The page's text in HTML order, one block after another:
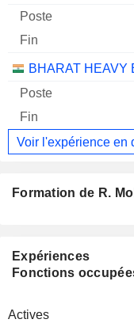
BHARAT HEAVY
Voir l'expérience en
Formation de R.
Expériences
Fonctions
Actives